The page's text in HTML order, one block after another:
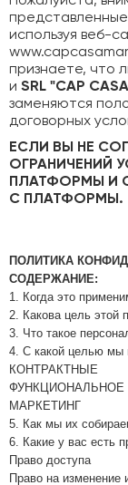
представленные
используя веб-
признаете, что
и SRL "CAP
заменяются
договорных
ЕСЛИ ВЫ НЕ
ОГРАНИЧЕНИЙ
ПЛАТФОРМЫ И
С ПЛАТФОРМЫ.
ПОЛИТИКА
СОДЕРЖАНИЕ:
1. Когда это
2. Какова цель этой
3. Что такое
4. С какой целью мы
КОНТРАКТНЫЕ
ФУНКЦИОНАЛЬНОЕ
МАРКЕТИНГ
5. Как мы их
6. Какие у вас есть
Право доступа
Право на изменение